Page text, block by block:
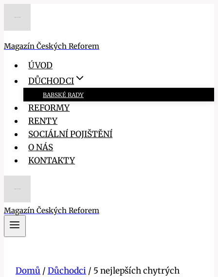
Magazín Českých Reforem
ÚVOD
DŮCHODCI
BABSKÉ RADY
REFORMY
RENTY
SOCIÁLNÍ POJIŠTĚNÍ
O NÁS
KONTAKTY
Magazín Českých Reforem
Domů / Důchodci / 5 nejlepších chytrých